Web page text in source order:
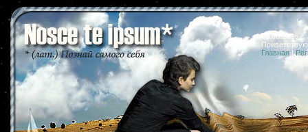
06.08.2026
Главная |